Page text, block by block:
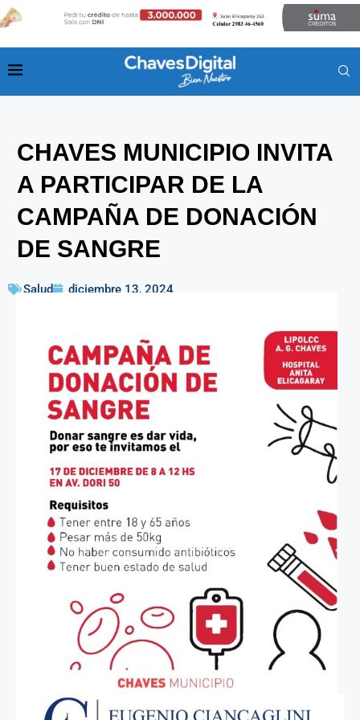
CHAVES MUNICIPIO INVITA
A PARTICIPAR DE LA
CAMPAÑA DE DONACIÓN
DE SANGRE
Salud diciembre 13, 2024